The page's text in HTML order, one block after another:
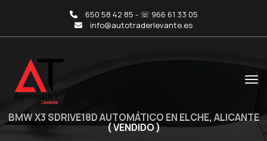
650 58 42 85 - ☏ 966 61 33 05
info@autotraderlevante.es
BMW X3 SDRIVE18D AUTOMÁTICO EN ELCHE, ALICANTE
( VENDIDO )